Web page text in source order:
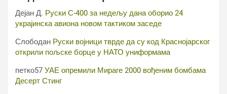
Дејан Д. Руски С-400 за недељу дана оборио 24
украјинска авиона новом тактиком заседе
Слободан Руски војници тврде да су код Краснојарског
открили пољске борце у НАТО униформама
петко57 УАЕ опремили Мираге 2000 вођеним бомбама
Десерт Стинг